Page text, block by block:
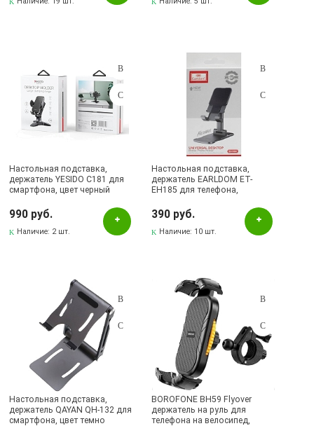
Настольная подставка,
держатель YESIDO C181 для
смартфона, цвет черный
990 руб.
Наличие: 2 шт.
Настольная подставка,
держатель EARLDOM ET-
EH185 для телефона,
390 руб.
Наличие: 10 шт.
Настольная подставка,
держатель QAYAN QH-132 для
смартфона, цвет темно
BOROFONE BH59 Flyover
держатель на руль для
телефона на велосипед,